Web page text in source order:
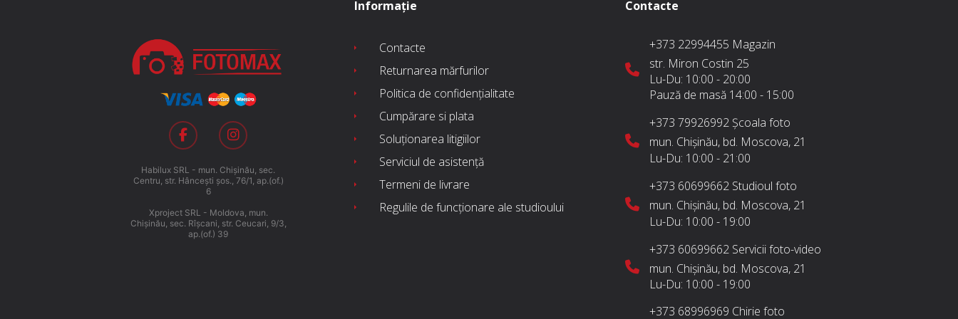
Habilux SRL - mun. Chişinău, sec.
Centru, str. Hânceşti şos., 76/1, ap.(of.)
6
Xproject SRL - Moldova, mun.
Chişinău, sec. Rîşcani, str. Ceucari, 9/3,
ap.(of.) 39
Informație
Contacte
Returnarea mărfurilor
Politica de confidențialitate
Cumpărare si plata
Soluționarea litigiilor
Serviciul de asistență
Termeni de livrare
Regulile de funcționare ale studioului
Contacte
+373 22994455 Magazin
str. Miron Costin 25
Lu-Du: 10:00 - 20:00
Pauză de masă 14:00 - 15:00
+373 79926992 Școala foto
mun. Chișinău, bd. Moscova, 21
Lu-Du: 10:00 - 21:00
+373 60699662 Studioul foto
mun. Chișinău, bd. Moscova, 21
Lu-Du: 10:00 - 19:00
+373 60699662 Servicii foto-video
mun. Chișinău, bd. Moscova, 21
Lu-Du: 10:00 - 19:00
+373 68996969 Chirie foto